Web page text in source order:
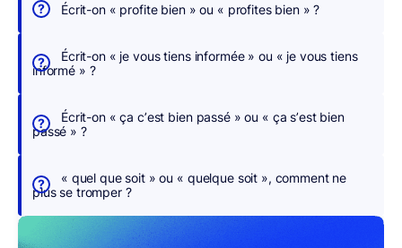
r
i
g
o
p
o
Écrit-on « profite bien » ou « profites bien » ?
Écrit-on « je vous tiens informée » ou « je vous tiens
informé » ?
Écrit-on « ça c’est bien passé » ou « ça s’est bien
passé » ?
« quel que soit » ou « quelque soit », comment ne
plus se tromper ?